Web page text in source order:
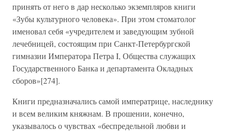
принять от него в дар несколько экземпляров книги
«Зубы культурного человека». При этом стоматолог
именовал себя «учредителем и заведующим зубной
лечебницей, состоящим при Санкт-Петербургской
гимназии Императора Петра I, Общества служащих
Государственного Банка и департамента Окладных
сборов»[274].
Книги предназначались самой императрице, наследнику
и всем великим княжнам. В прошении, конечно,
указывалось о чувствах «беспредельной любви и